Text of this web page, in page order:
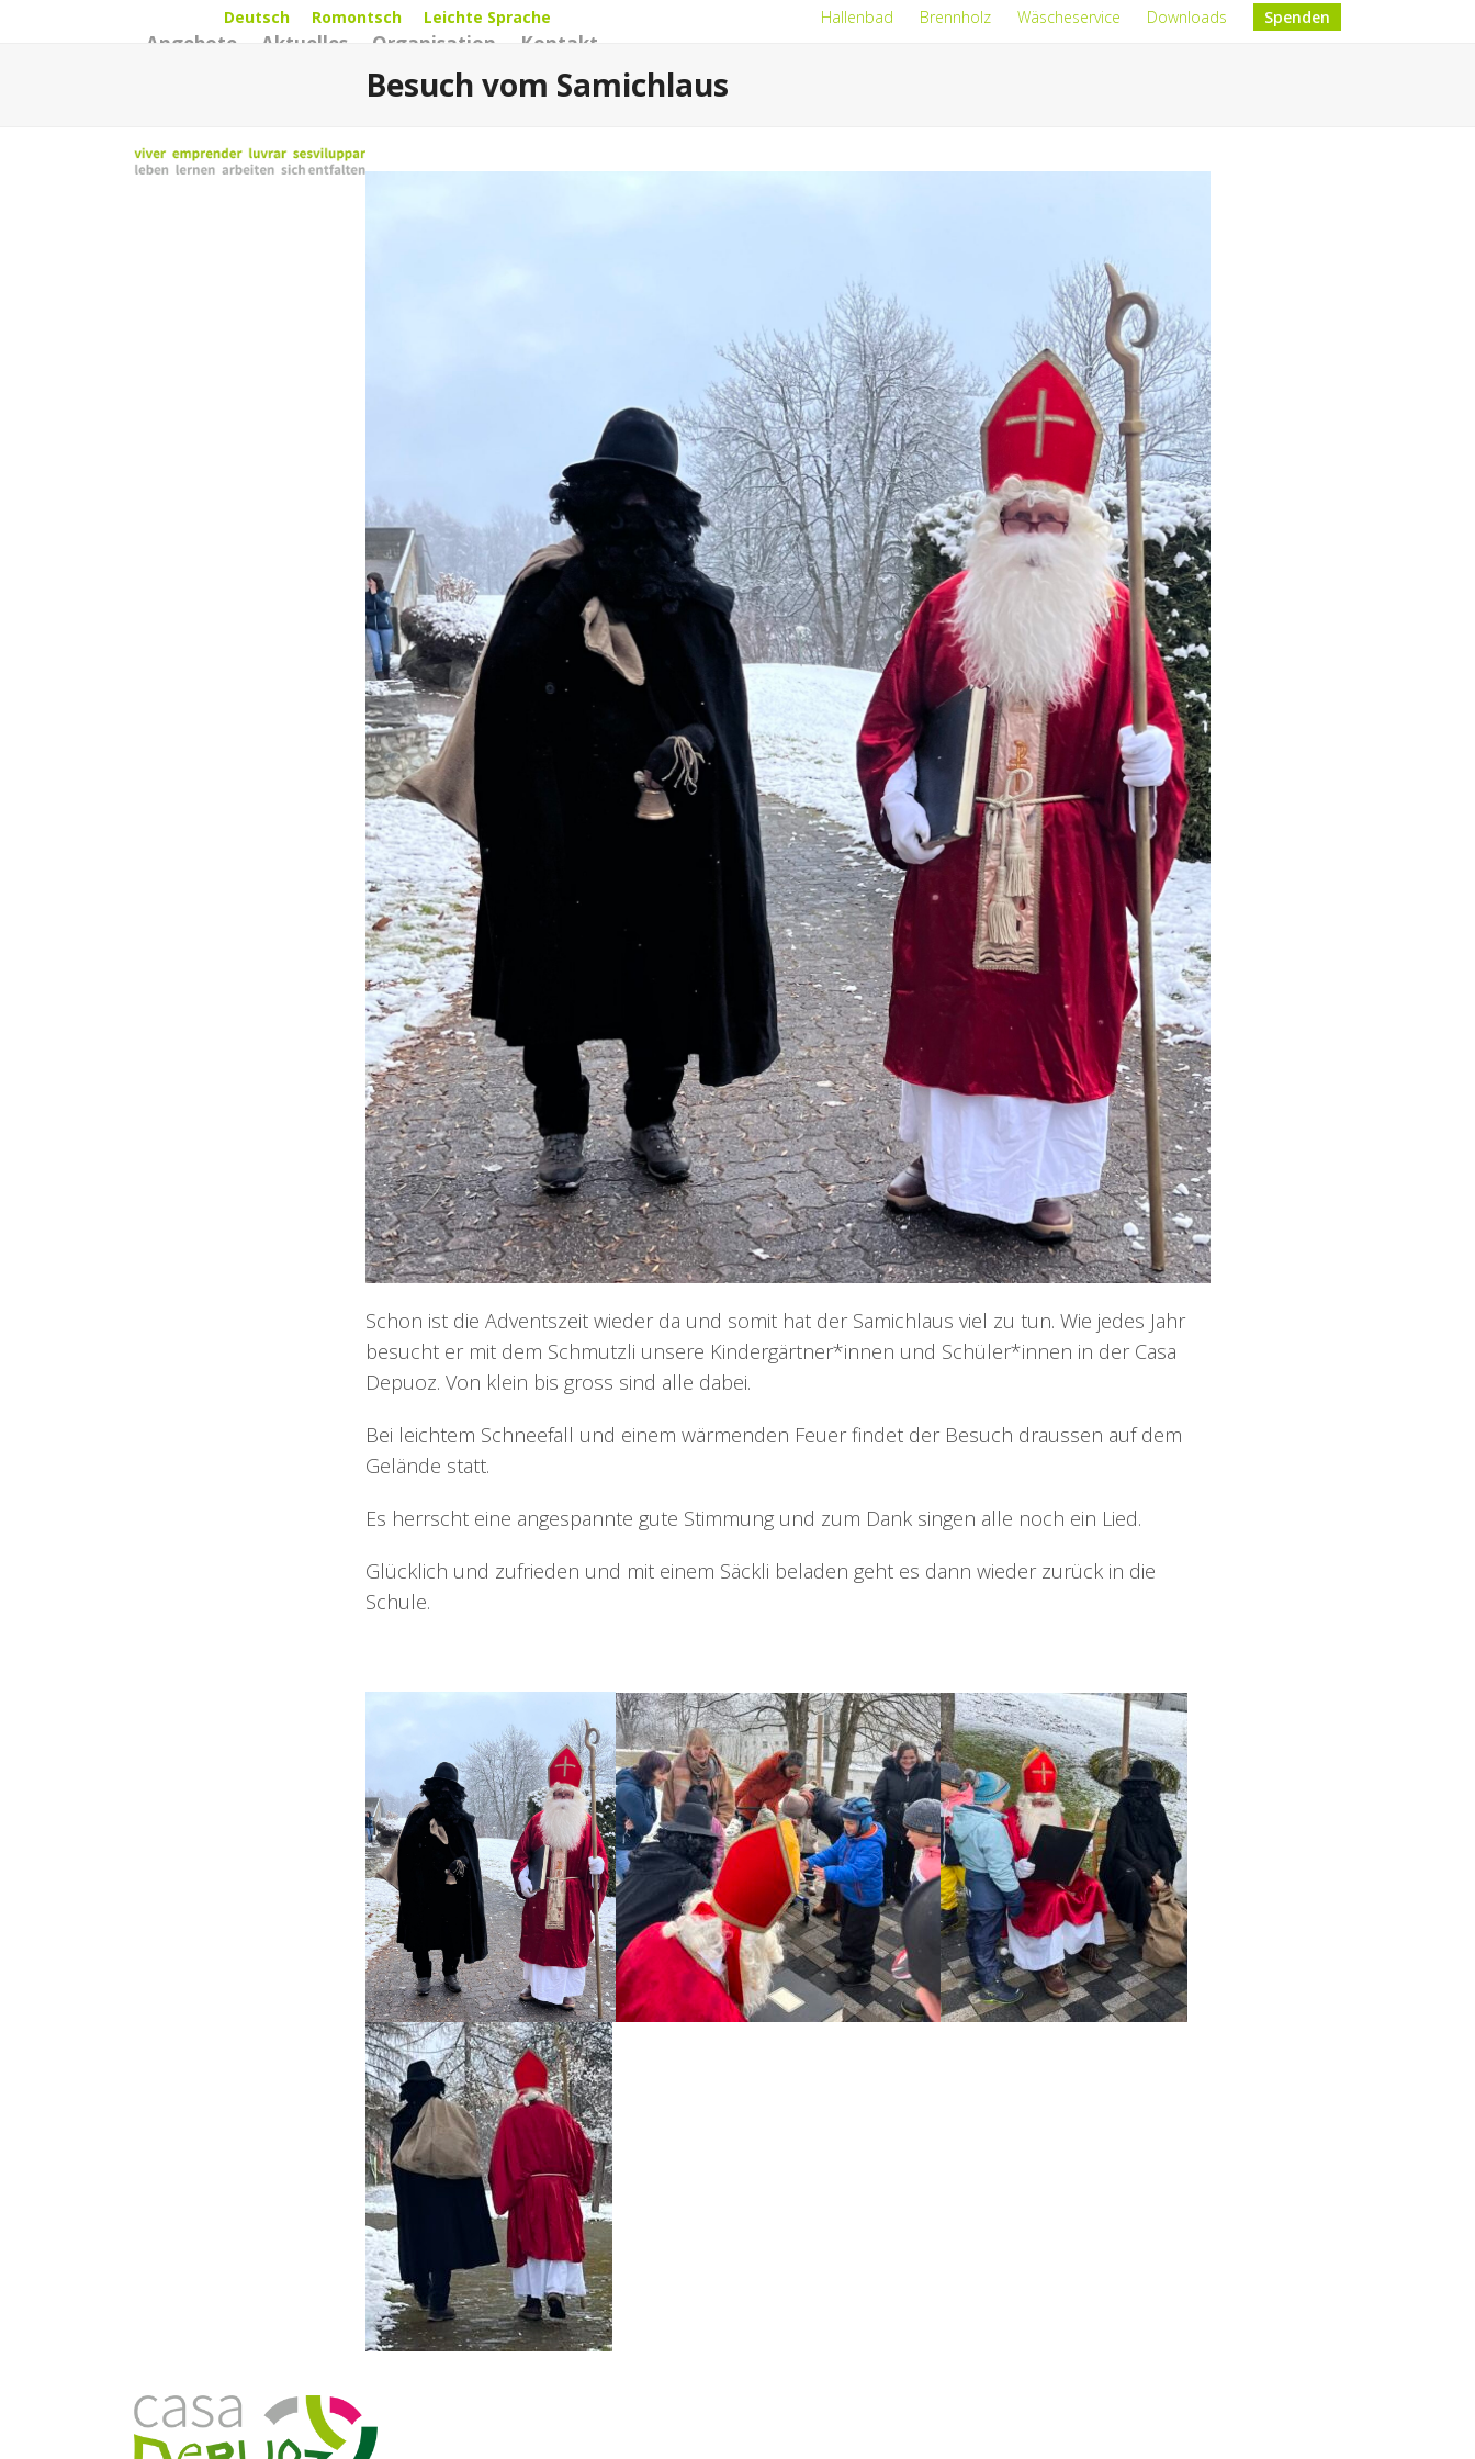
Hallenbad Brennholz Wäscheservice Downloads Spenden
Deutsch Romontsch Leichte Sprache
Angebote Aktuelles Organisation Kontakt
Besuch vom Samichlaus
Schon ist die Adventszeit wieder da und somit hat der Samichlaus viel zu tun. Wie jedes Jahr
besucht er mit dem Schmutzli unsere Kindergärtner*innen und Schüler*innen in der Casa
Depuoz. Von klein bis gross sind alle dabei.
Bei leichtem Schneefall und einem wärmenden Feuer findet der Besuch draussen auf dem
Gelände statt.
Es herrscht eine angespannte gute Stimmung und zum Dank singen alle noch ein Lied.
Glücklich und zufrieden und mit einem Säckli beladen geht es dann wieder zurück in die
Schule.